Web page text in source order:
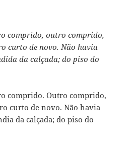
comprido, outro comprido,
curto de novo. Não havia
da calçada; do piso do
comprido. Outro comprido,
curto de novo. Não havia
da calçada; do piso do